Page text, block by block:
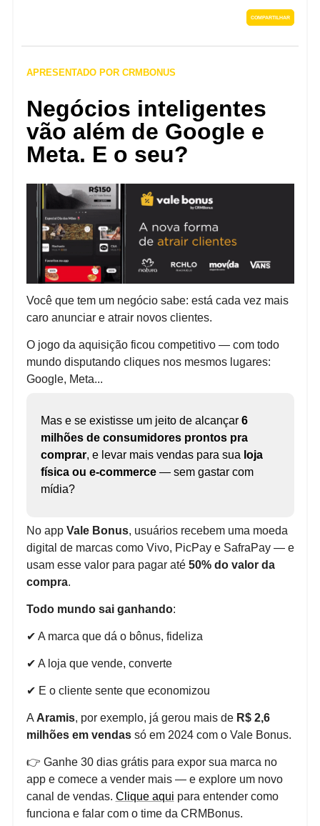
COMPARTILHAR
APRESENTADO POR CRMBONUS
Negócios inteligentes
vão além de Google e
Meta. E o seu?
Você que tem um negócio sabe: está cada vez mais
caro anunciar e atrair novos clientes.
O jogo da aquisição ficou competitivo — com todo
mundo disputando cliques nos mesmos lugares:
Google, Meta...
Mas e se existisse um jeito de alcançar 6
milhões de consumidores prontos pra
comprar, e levar mais vendas para sua loja
física ou e-commerce— sem gastar com
mídia?
No app Vale Bonus, usuários recebem uma moeda
digital de marcas como Vivo, PicPay e SafraPay — e
usam esse valor para pagar até 50% do valor da
compra.
Todo mundo sai ganhando:
✔ A marca que dá o bônus, fideliza
✔ A loja que vende, converte
✔ E o cliente sente que economizou
A Aramis, por exemplo, já gerou mais de R$ 2,6
milhões em vendassó em 2024 com o Vale Bonus.
👉 Ganhe 30 dias grátis para expor sua marca no
app e comece a vender mais — e explore um novo
canal de vendas. Clique aqui para entender como
funciona e falar com o time da CRMBonus.